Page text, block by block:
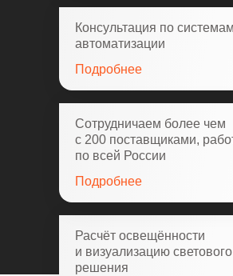
Консультация по системам
автоматизации
Подробнее
Расчёт освещённости
и визуализацию светового
решения
Сотрудничаем более чем
с 200 поставщиками,
по всей России
Подробнее